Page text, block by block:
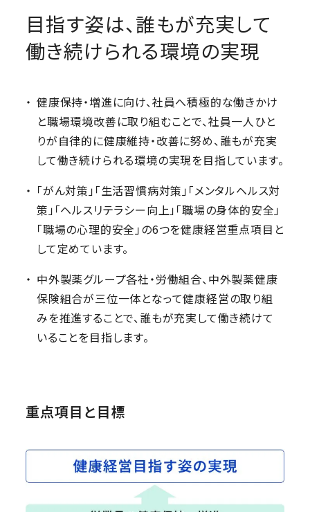
目指す姿は、誰もが充実して
働き続けられる環境の実現
健康保持・増進に向け、社員へ積極的な働きかけ
と職場環境改善に取り組むことで、社員一人ひと
りが自律的に健康維持・改善に努め、誰もが充実
して働き続けられる環境の実現を目指しています。
「がん対策」「生活習慣病対策」「メンタルヘルス対
策」「ヘルスリテラシー向上」「職場の身体的安全」
「職場の心理的安全」の6つを健康経営重点項目と
して定めています。
中外製薬グループ各社・労働組合、中外製薬健康
保険組合が三位一体となって健康経営の取り組
みを推進することで、誰もが充実して働き続けて
いることを目指します。
重点項目と目標